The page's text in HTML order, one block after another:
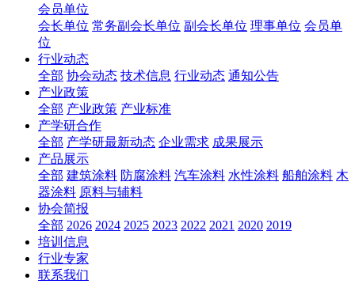
会员单位
会长单位 常务副会长单位 副会长单位 理事单位 会员单
位
行业动态
全部 协会动态 技术信息 行业动态 通知公告
产业政策
全部 产业政策 产业标准
产学研合作
全部 产学研最新动态 企业需求 成果展示
产品展示
全部 建筑涂料 防腐涂料 汽车涂料 水性涂料 船舶涂料 木
器涂料 原料与辅料
协会简报
全部 2026 2024 2025 2023 2022 2021 2020 2019
培训信息
行业专家
联系我们